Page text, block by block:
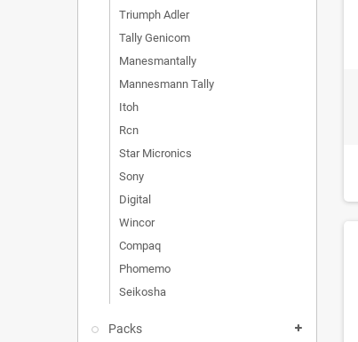
Triumph Adler
Tally Genicom
Manesmantally
Mannesmann Tally
Itoh
Rcn
Star Micronics
Sony
Digital
Wincor
Compaq
Phomemo
Seikosha
Packs